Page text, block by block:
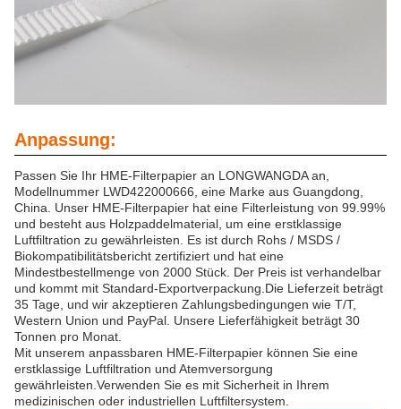
Anpassung:
Passen Sie Ihr HME-Filterpapier an LONGWANGDA an,
Modellnummer LWD422000666, eine Marke aus Guangdong,
China. Unser HME-Filterpapier hat eine Filterleistung von 99.99%
und besteht aus Holzpaddelmaterial, um eine erstklassige
Luftfiltration zu gewährleisten. Es ist durch Rohs / MSDS /
Biokompatibilitätsbericht zertifiziert und hat eine
Mindestbestellmenge von 2000 Stück. Der Preis ist verhandelbar
und kommt mit Standard-Exportverpackung.Die Lieferzeit beträgt
35 Tage, und wir akzeptieren Zahlungsbedingungen wie T/T,
Western Union und PayPal. Unsere Lieferfähigkeit beträgt 30
Tonnen pro Monat.
Mit unserem anpassbaren HME-Filterpapier können Sie eine
erstklassige Luftfiltration und Atemversorgung
gewährleisten.Verwenden Sie es mit Sicherheit in Ihrem
medizinischen oder industriellen Luftfiltersystem.